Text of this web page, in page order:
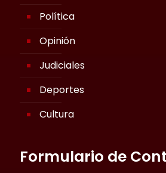
Política
Opinión
Judiciales
Deportes
Cultura
Formulario de